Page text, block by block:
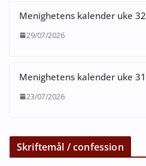
Menighetens kalender uke 32
29/07/2026
Menighetens kalender uke 31
23/07/2026
Skriftemål / confession